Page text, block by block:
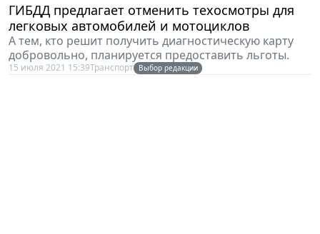
ГИБДД предлагает отменить техосмотры для
легковых автомобилей и мотоциклов
А тем, кто решит получить диагностическую карту
добровольно, планируется предоставить льготы.
15 июля 2021 15:39Транспорт Выбор редакции